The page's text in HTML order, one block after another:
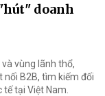
doanh
vùng lãnh thổ,
B2B, tìm kiếm đối
tại Việt Nam.